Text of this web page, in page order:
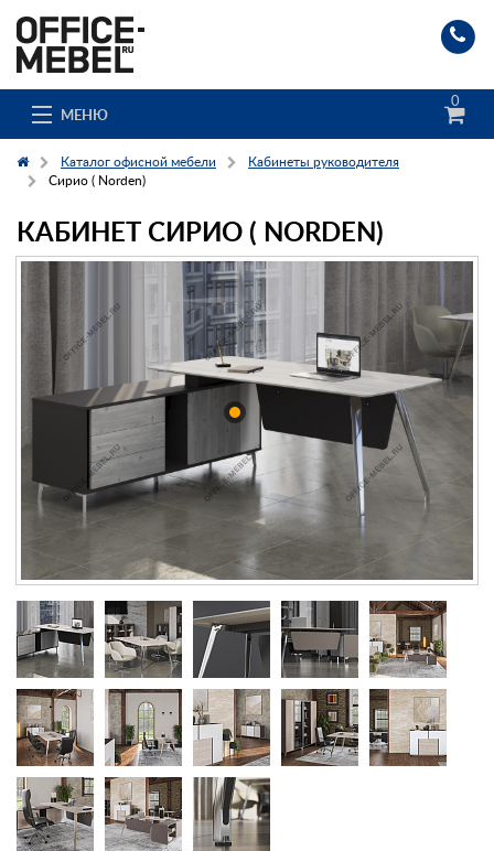
МЕНЮ
0
Каталог
О компании
Доставка и сборка
Гос. заказчикам
Заказ каталога
Контакты
Заказать обратный звонок
Каталог офисной мебели
Кабинеты руководителя
Сирио ( Norden)
КАБИНЕТ СИРИО ( NORDEN)